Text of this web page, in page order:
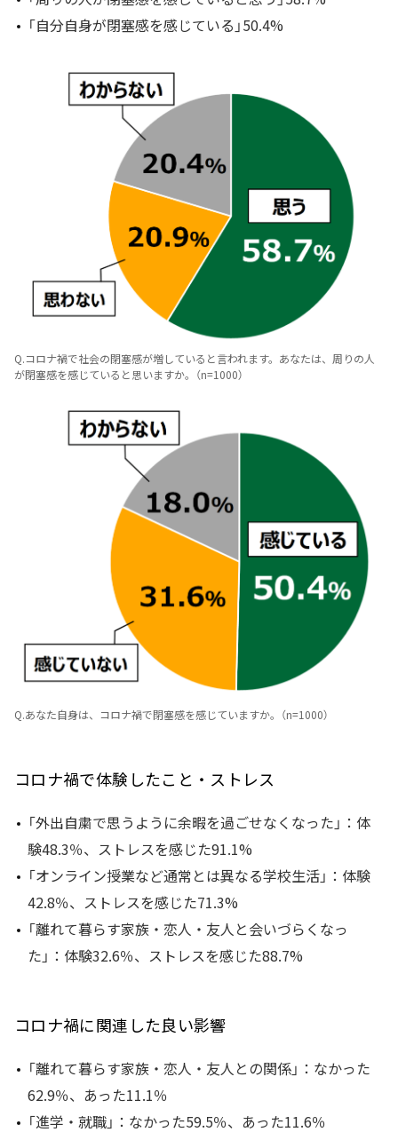
「自分自身が閉塞感を感じている」50.4%
Q.コロナ禍で社会の閉塞感が増していると言われます。あなたは、周りの人
が閉塞感を感じていると思いますか。（n=1000）
Q.あなた自身は、コロナ禍で閉塞感を感じていますか。（n=1000）
コロナ禍で体験したこと・ストレス
「外出自粛で思うように余暇を過ごせなくなった」：体
験48.3％、ストレスを感じた91.1%
「オンライン授業など通常とは異なる学校生活」：体験
42.8％、ストレスを感じた71.3%
「離れて暮らす家族・恋人・友人と会いづらくなっ
た」：体験32.6％、ストレスを感じた88.7%
コロナ禍に関連した良い影響
「離れて暮らす家族・恋人・友人との関係」：なかった
62.9％、あった11.1％
「進学・就職」：なかった59.5％、あった11.6％